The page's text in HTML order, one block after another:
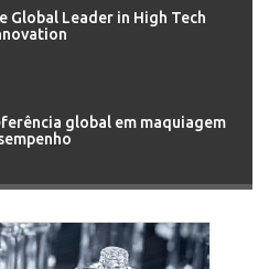
Global Leader in High Tech
global em maquiagem